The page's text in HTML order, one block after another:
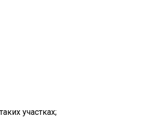
участках;